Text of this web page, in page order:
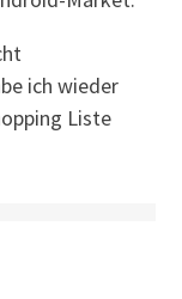
ich wieder
Liste